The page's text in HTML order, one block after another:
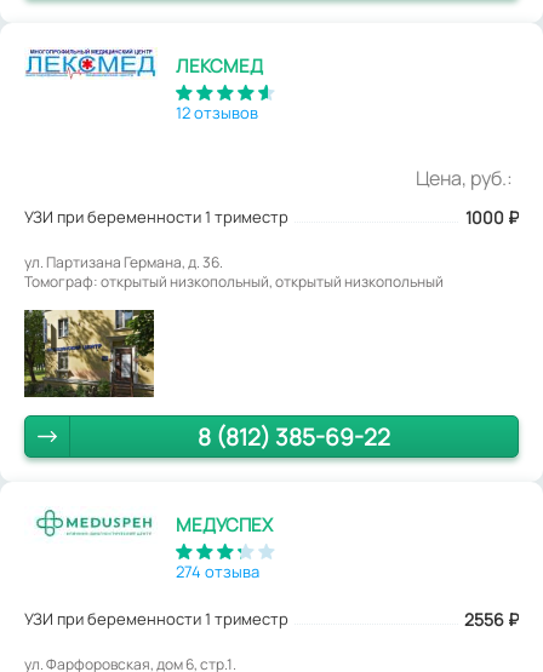
ЛЕКСМЕД
12 отзывов
Цена, руб.:
УЗИ при беременности 1 триместр 1000 ₽
ул. Партизана Германа, д. 36.
Томограф: открытый низкопольный, открытый низкопольный
8 (812) 385-69-22
МЕДУСПЕХ
274 отзыва
УЗИ при беременности 1 триместр 2556 ₽
ул. Фарфоровская, дом 6, стр.1.